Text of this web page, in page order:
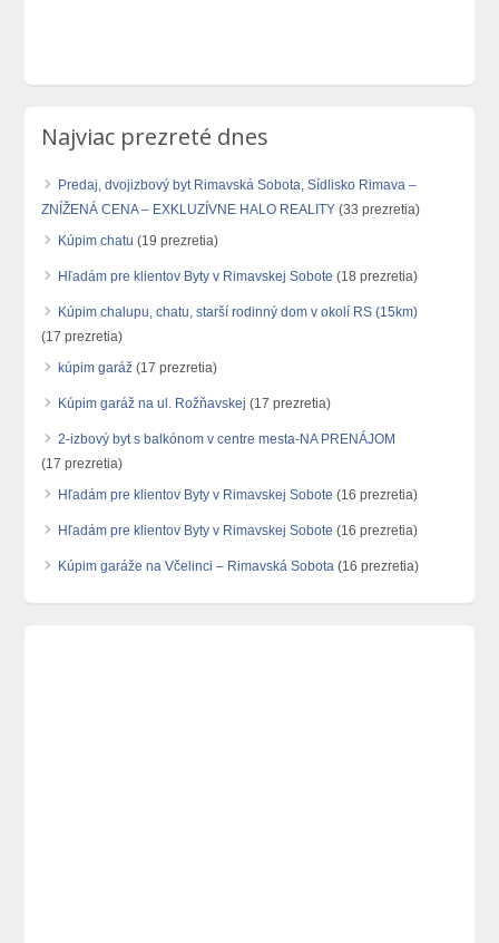
Najviac prezreté dnes
Predaj, dvojizbový byt Rimavská Sobota, Sídlisko Rimava –
ZNÍŽENÁ CENA – EXKLUZÍVNE HALO REALITY (33 prezretia)
Kúpim chatu (19 prezretia)
Hľadám pre klientov Byty v Rimavskej Sobote (18 prezretia)
Kúpim chalupu, chatu, starší rodinný dom v okolí RS (15km)
(17 prezretia)
kúpim garáž (17 prezretia)
Kúpim garáž na ul. Rožňavskej (17 prezretia)
2-izbový byt s balkónom v centre mesta-NA PRENÁJOM
(17 prezretia)
Hľadám pre klientov Byty v Rimavskej Sobote (16 prezretia)
Hľadám pre klientov Byty v Rimavskej Sobote (16 prezretia)
Kúpim garáže na Včelinci – Rimavská Sobota (16 prezretia)